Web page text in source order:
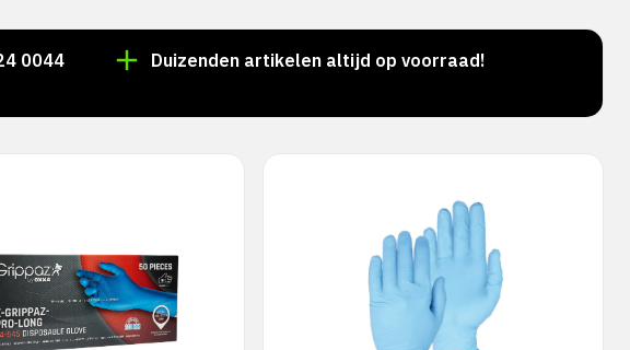
0044 Duizenden artikelen altijd op voorraad!